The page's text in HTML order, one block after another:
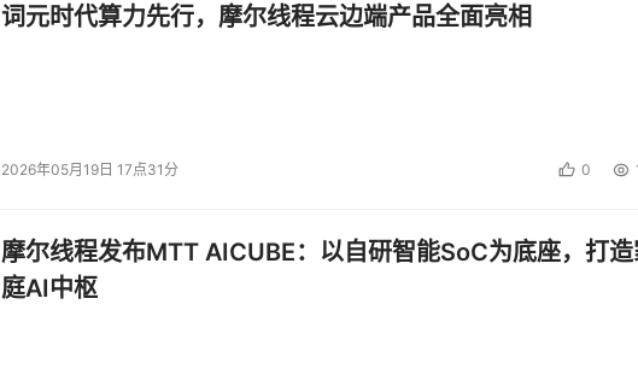
词元时代算力先行，摩尔线程云边端产品全面亮相
2026年05月19日 17点31分 0
摩尔线程发布MTT AICUBE：以自研智能SoC为底座，打
庭AI中枢